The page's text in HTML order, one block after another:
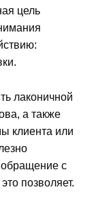
цель
лаконичной
а также
клиента или
обращение с
позволяет.